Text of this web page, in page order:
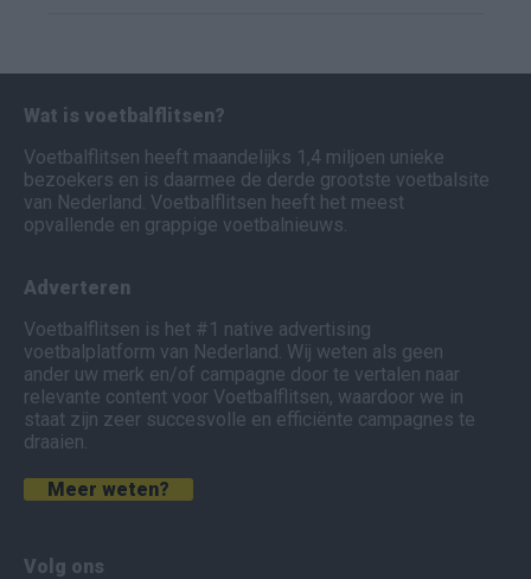
Wat is voetbalflitsen?
Voetbalflitsen heeft maandelijks 1,4 miljoen unieke
bezoekers en is daarmee de derde grootste voetbalsite
van Nederland. Voetbalflitsen heeft het meest
opvallende en grappige voetbalnieuws.
Adverteren
Voetbalflitsen is het #1 native advertising
voetbalplatform van Nederland. Wij weten als geen
ander uw merk en/of campagne door te vertalen naar
relevante content voor Voetbalflitsen, waardoor we in
staat zijn zeer succesvolle en efficiënte campagnes te
draaien.
Meer weten?
Volg ons